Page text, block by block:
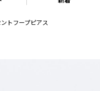
トフープピアス